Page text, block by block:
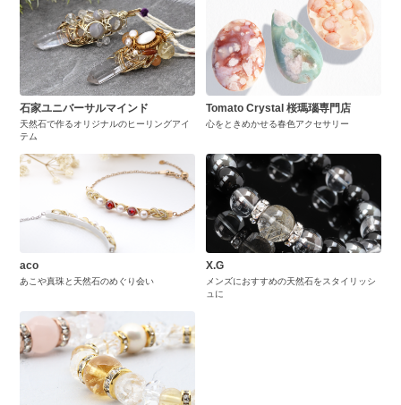
石家ユニバーサルマインド
天然石で作るオリジナルのヒーリングアイ
テム
Tomato Crystal 桜瑪瑙専門店
心をときめかせる春色アクセサリー
aco
あこや真珠と天然石のめぐり会い
X.G
メンズにおすすめの天然石をスタイリッシ
ュに